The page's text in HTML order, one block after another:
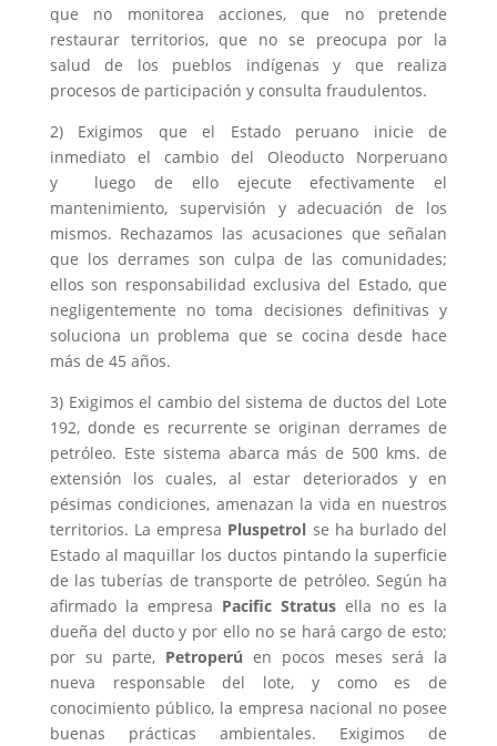
que no monitorea acciones, que no pretende
restaurar territorios, que no se preocupa por la
salud de los pueblos indígenas y que realiza
procesos de participación y consulta fraudulentos.
2) Exigimos que el Estado peruano inicie de
inmediato el cambio del Oleoducto Norperuano
y luego de ello ejecute efectivamente el
mantenimiento, supervisión y adecuación de los
mismos. Rechazamos las acusaciones que señalan
que los derrames son culpa de las comunidades;
ellos son responsabilidad exclusiva del Estado, que
negligentemente no toma decisiones definitivas y
soluciona un problema que se cocina desde hace
más de 45 años.
3) Exigimos el cambio del sistema de ductos del Lote
192, donde es recurrente se originan derrames de
petróleo. Este sistema abarca más de 500 kms. de
extensión los cuales, al estar deteriorados y en
pésimas condiciones, amenazan la vida en nuestros
territorios. La empresa Pluspetrol se ha burlado del
Estado al maquillar los ductos pintando la superficie
de las tuberías de transporte de petróleo. Según ha
afirmado la empresa Pacific Stratus ella no es la
dueña del ducto y por ello no se hará cargo de esto;
por su parte, Petroperú en pocos meses será la
nueva responsable del lote, y como es de
conocimiento público, la empresa nacional no posee
buenas prácticas ambientales. Exigimos de